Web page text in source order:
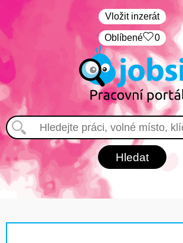
Vložit inzerát
Oblíbené 0